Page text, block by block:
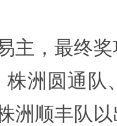
主，最终
株洲圆通
洲顺丰队